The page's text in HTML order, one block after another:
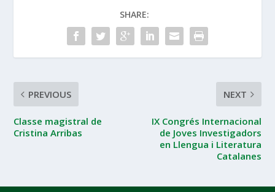
SHARE:
PREVIOUS
Classe magistral de
Cristina Arribas
NEXT
IX Congrés Internacional
de Joves Investigadors
en Llengua i Literatura
Catalanes